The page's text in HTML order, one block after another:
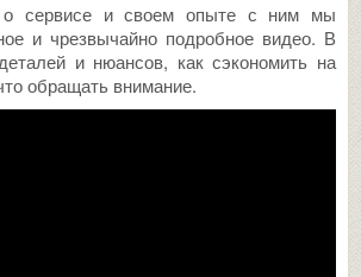
о сервисе и своем опыте с ним мы
и чрезвычайно подробное видео. В
и нюансов, как сэкономить на
обращать внимание.